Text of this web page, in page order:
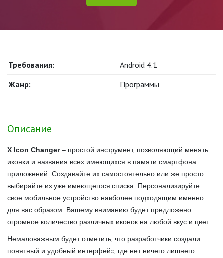
Требования:
Android 4.1
Жанр:
Программы
Описание
X Icon Changer– простой инструмент, позволяющий менять
иконки и названия всех имеющихся в памяти смартфона
приложений. Создавайте их самостоятельно или же просто
выбирайте из уже имеющегося списка. Персонализируйте
свое мобильное устройство наиболее подходящим именно
для вас образом. Вашему вниманию будет предложено
огромное количество различных иконок на любой вкус и цвет.
Немаловажным будет отметить, что разработчики создали
понятный и удобный интерфейс, где нет ничего лишнего.